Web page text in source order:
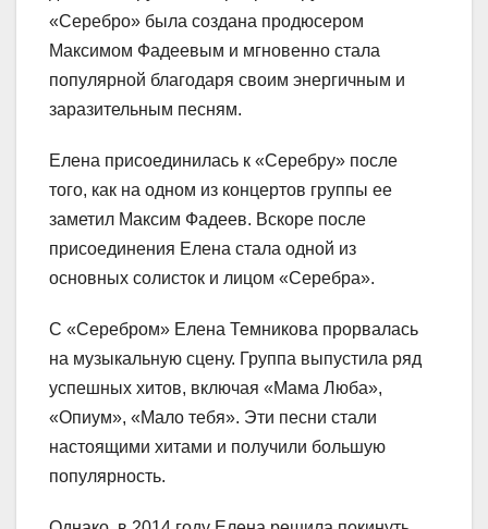
«Серебро» была создана продюсером
Максимом Фадеевым и мгновенно стала
популярной благодаря своим энергичным и
заразительным песням.
Елена присоединилась к «Серебру» после
того, как на одном из концертов группы ее
заметил Максим Фадеев. Вскоре после
присоединения Елена стала одной из
основных солисток и лицом «Серебра».
С «Серебром» Елена Темникова прорвалась
на музыкальную сцену. Группа выпустила ряд
успешных хитов, включая «Мама Люба»,
«Опиум», «Мало тебя». Эти песни стали
настоящими хитами и получили большую
популярность.